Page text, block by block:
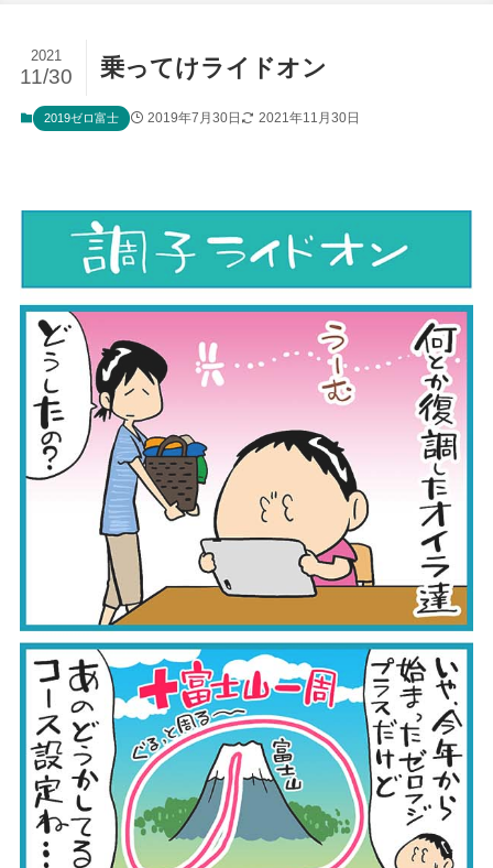
乗ってけライドオン
2021
11/30
2019ゼロ富士 2019年7月30日 2021年11月30日